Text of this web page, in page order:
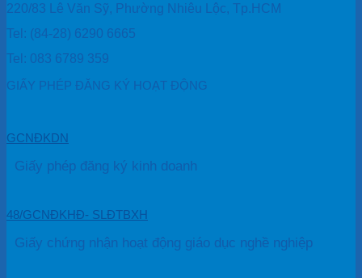
220/83 Lê Văn Sỹ, Phường Nhiêu Lộc, Tp.HCM
Tel: (84-28) 6290 6665
Tel: 083 6789 359
GIẤY PHÉP ĐĂNG KÝ HOẠT ĐỘNG
GCNĐKDN
Giấy phép đăng ký kinh doanh
48/GCNĐKHĐ- SLĐTBXH
Giấy chứng nhận hoạt động giáo dục nghề nghiệp